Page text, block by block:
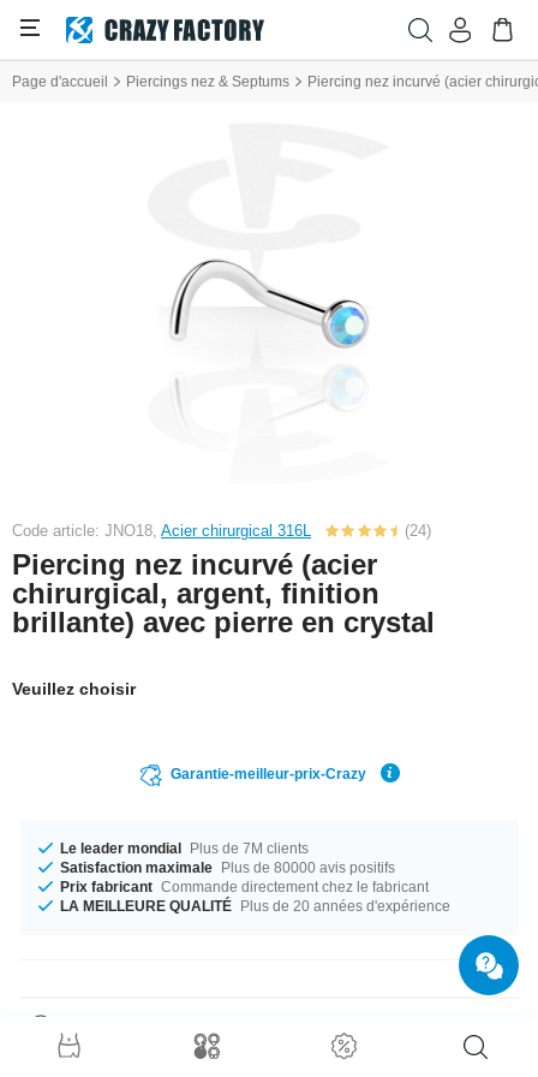
Page d'accueil Piercings nez & Septums Piercing nez incurvé (acier
Code article: JNO18, Acier chirurgical 316L (24)
Piercing nez incurvé (acier
chirurgical, argent, finition
brillante) avec pierre en crystal
Veuillez choisir
Garantie-meilleur-prix-Crazy
Le leader mondial Plus de 7M clients
Satisfaction maximale Plus de 80000 avis positifs
Prix fabricant Commande directement chez le fabricant
LA MEILLEURE QUALITÉ Plus de 20 années d'expérience
Une petite pierre avec un effet énorme : Stud nez en acier chirurgical